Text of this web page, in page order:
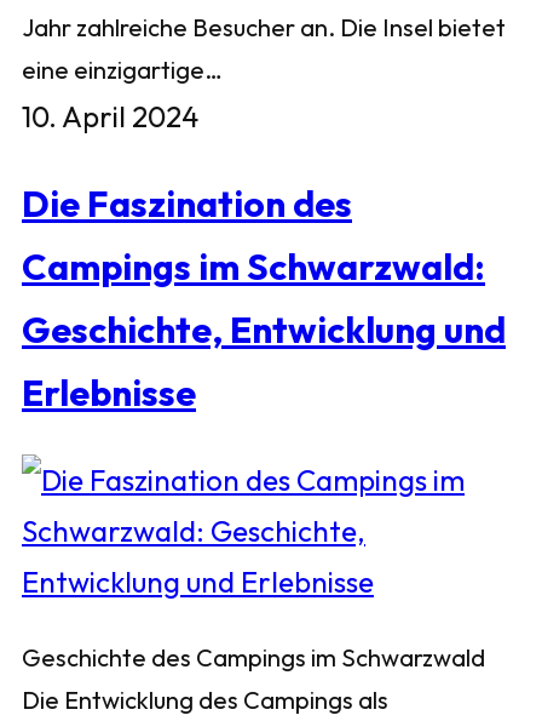
Jahr zahlreiche Besucher an. Die Insel bietet
eine einzigartige…
10. April 2024
Die Faszination des
Campings im Schwarzwald:
Geschichte, Entwicklung und
Erlebnisse
Geschichte des Campings im Schwarzwald
Die Entwicklung des Campings als